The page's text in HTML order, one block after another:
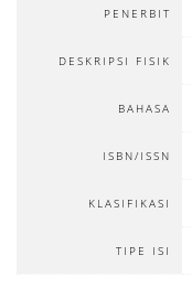
PENERBIT
DESKRIPSI FISIK
BAHASA
ISBN/ISSN
KLASIFIKASI
TIPE ISI